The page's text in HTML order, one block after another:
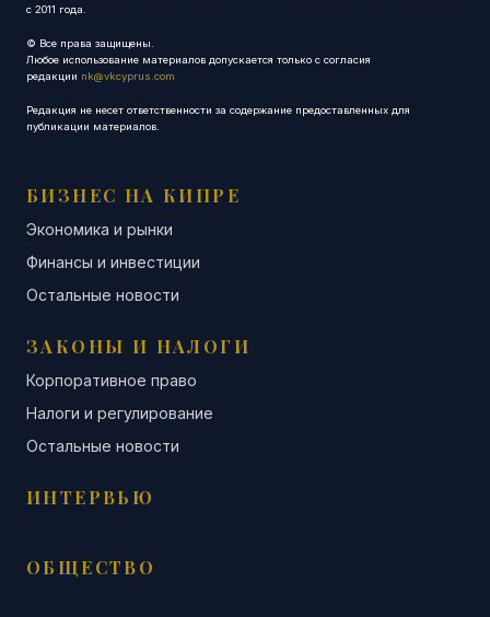
с 2011 года.
© Все права защищены.
Любое использование материалов допускается только с согласия
редакции nk@vkcyprus.com
Редакция не несет ответственности за содержание предоставленных для
публикации материалов.
БИЗНЕС НА КИПРЕ
Экономика и рынки
Финансы и инвестиции
Остальные новости
ЗАКОНЫ И НАЛОГИ
Корпоративное право
Налоги и регулирование
Остальные новости
ИНТЕРВЬЮ
ОБЩЕСТВО